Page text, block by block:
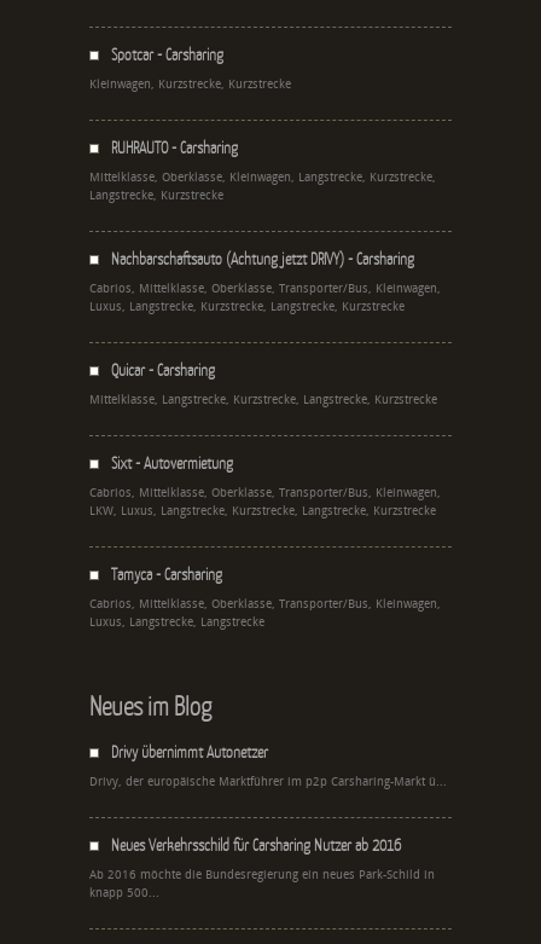
Spotcar - Carsharing
Kleinwagen, Kurzstrecke, Kurzstrecke
RUHRAUTO - Carsharing
Mittelklasse, Oberklasse, Kleinwagen, Langstrecke, Kurzstrecke,
Langstrecke, Kurzstrecke
Nachbarschaftsauto (Achtung jetzt DRIVY) - Carsharing
Cabrios, Mittelklasse, Oberklasse, Transporter/Bus, Kleinwagen,
Luxus, Langstrecke, Kurzstrecke, Langstrecke, Kurzstrecke
Quicar - Carsharing
Mittelklasse, Langstrecke, Kurzstrecke, Langstrecke, Kurzstrecke
Sixt - Autovermietung
Cabrios, Mittelklasse, Oberklasse, Transporter/Bus, Kleinwagen,
LKW, Luxus, Langstrecke, Kurzstrecke, Langstrecke, Kurzstrecke
Tamyca - Carsharing
Cabrios, Mittelklasse, Oberklasse, Transporter/Bus, Kleinwagen,
Luxus, Langstrecke, Langstrecke
Neues im Blog
Drivy übernimmt Autonetzer
Drivy, der europäische Marktführer im p2p Carsharing-Markt ü...
Neues Verkehrsschild für Carsharing Nutzer ab 2016
Ab 2016 möchte die Bundesregierung ein neues Park-Schild in
knapp 500...